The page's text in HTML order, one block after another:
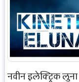
नवीन इलेक्ट्रिक